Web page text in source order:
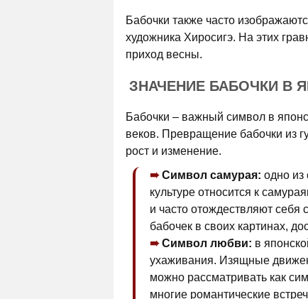
Бабочки также часто
художника Хиросигэ. На этих
приход весны.
ЗНАЧЕНИЕ БАБОЧКИ В
Бабочки – важный символ в
веков. Превращение бабочки из
рост и изменение.
Символ самурая: одно из
культуре относится к
и часто отождествляют
бабочек в своих картинах,
Символ любви: в
ухаживания. Изящные
можно рассматривать как
многие романтические